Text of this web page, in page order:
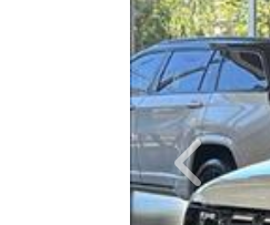
Previous